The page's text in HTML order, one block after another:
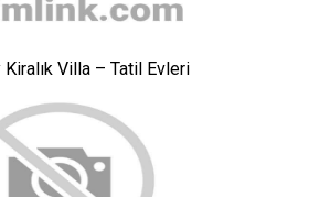
Villa – Tatil Evleri